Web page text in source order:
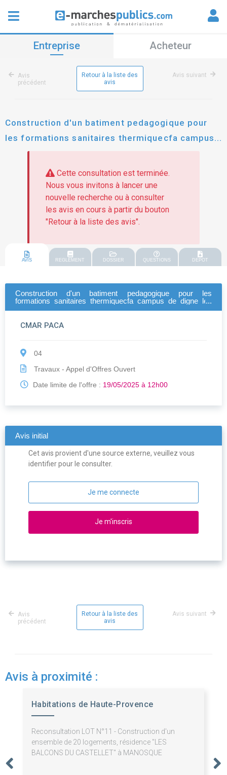
Entreprise Acheteur
Avis
précédent
Retour à la liste des
avis
Avis suivant
Construction d'un batiment pedagogique pour
les formations sanitaires thermiquecfa campus
de digne les bains - charpente métallique -
couverture - bardage (relance lot 3)
Cette consultation est terminée.
Nous vous invitons à lancer une
nouvelle recherche ou à consulter
les avis en cours à partir du bouton
"Retour à la liste des avis".
AVIS REGLEMENT DOSSIER QUESTIONS DEPOT
Construction d'un batiment pedagogique pour les
formations sanitaires thermiquecfa campus de digne les
CMAR PACA
04
Travaux - Appel d'Offres Ouvert
Date limite de l'offre : 19/05/2025 à 12h00
Avis initial
Cet avis provient d'une source externe, veuillez vous
identifier pour le consulter.
Je me connecte
Je m'inscris
Avis
précédent
Retour à la liste des
avis
Avis suivant
Avis à proximité :
Habitations de Haute-Provence
Reconsultation LOT N°11 - Construction d'un
ensemble de 20 logements, résidence "LES
BALCONS DU CASTELLET" à MANOSQUE